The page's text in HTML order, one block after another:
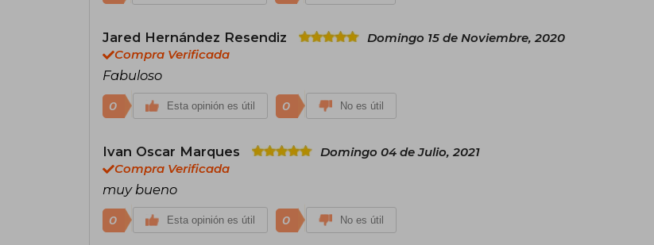
Jared Hernández Resendiz
Domingo 15 de Noviembre, 2020
Compra Verificada
Fabuloso
0 Esta opinión es útil 0 No es útil
Ivan Oscar Marques
Domingo 04 de Julio, 2021
Compra Verificada
muy bueno
0 Esta opinión es útil 0 No es útil